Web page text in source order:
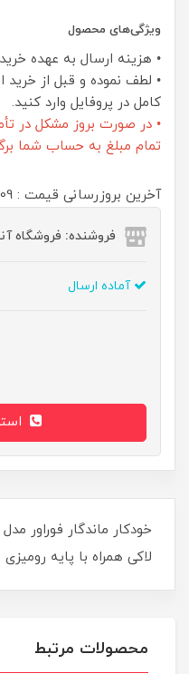
ویژگی‌های محصول
• هزینه ارسال به عهده
• لطف نموده و قبل از
کامل در پروفایل وارد کنید.
• در صورت بروز مشکل در
تمام مبلغ به حساب شما
آخرین بروزرسانی قیمت : 09 بهمن 1402
فروشنده: فروشگاه
آماده ارسال
لاکی همراه با پایه رومیزی
محصولات مرتبط